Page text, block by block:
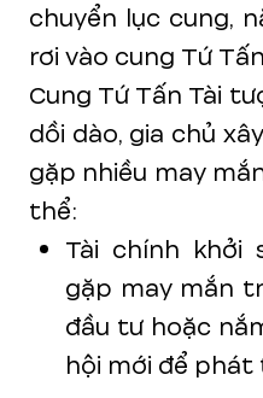
chuyển lục cung,
rơi vào cung Tứ
Cung Tứ Tấn Tài
dồi dào, gia chủ
gặp nhiều may
thể:
Tài chính khởi
gặp may mắn
đầu tư hoặc
hội mới để phát